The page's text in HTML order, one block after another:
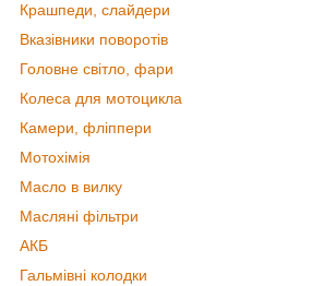
Крашпеди, слайдери
Вказівники поворотів
Головне світло, фари
Колеса для мотоцикла
Камери, фліппери
Мотохімія
Масло в вилку
Масляні фільтри
АКБ
Гальмівні колодки